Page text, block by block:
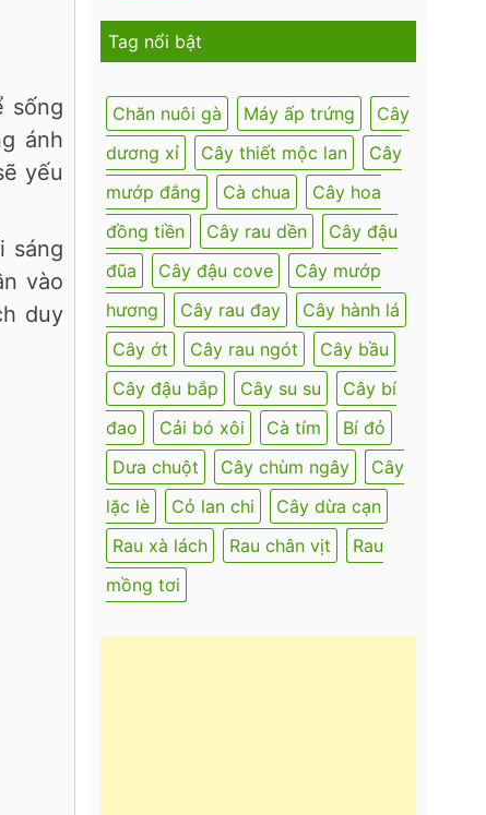
sống
ánh
yếu
sáng
vào
duy
Tag nổi bật
Chăn nuôi gà Máy ấp trứng
Cây
dương xỉ
Cây thiết mộc lan
Cây
mướp đắng
Cà chua
Cây hoa
đồng tiền
Cây rau dền
Cây đậu
đũa
Cây đậu cove
Cây mướp
hương
Cây rau đay
Cây hành lá
Cây ớt
Cây rau ngót
Cây bầu
Cây đậu bắp
Cây su su
Cây bí
đao
Cải bó xôi Cà tím
Bí đỏ
Dưa chuột
Cây chùm ngây
Cây
lặc lè
Cỏ lan chi
Cây dừa cạn
Rau xà lách
Rau chân vịt
Rau
mồng tơi